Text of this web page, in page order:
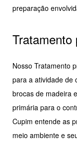
preparação
Tratamento
Nosso Tratamento
para a atividade de
brocas de madeira
primária para o
Cupim entende as
meio ambiente e